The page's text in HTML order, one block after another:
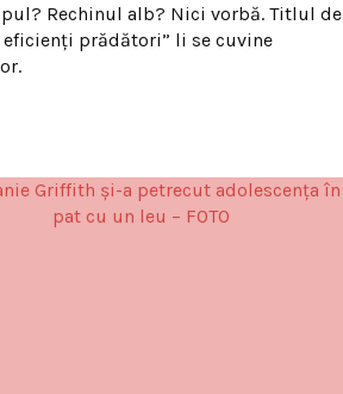
Rechinul alb? Nici vorbă. Titlul de
eficienţi prădători” li se cuvine